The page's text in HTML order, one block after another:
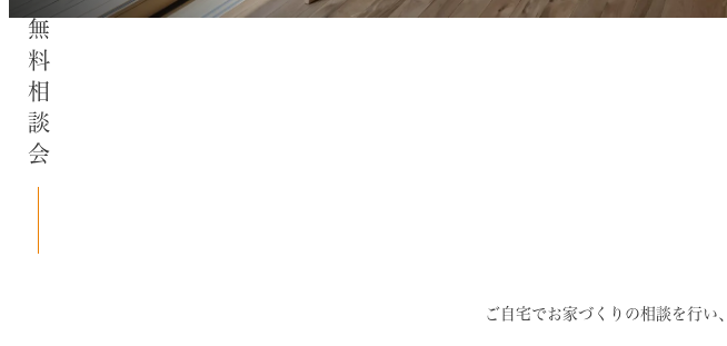
無料相談会
ご自宅でお家づくりの相談を行い、